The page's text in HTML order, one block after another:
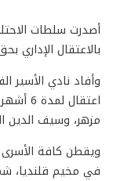
أصدرت سلطات
بالاعتقال الإداري بحق 5 من الأسرى
وأفاد نادي الأسير
مزهر، وسيف الدين
ويقطن كافة الأسرى
في مخيم قلنديا،